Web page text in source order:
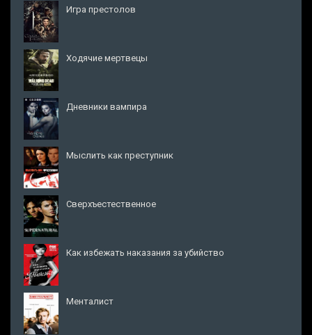
Игра престолов
Ходячие мертвецы
Дневники вампира
Мыслить как преступник
Сверхъестественное
Как избежать наказания за убийство
Менталист